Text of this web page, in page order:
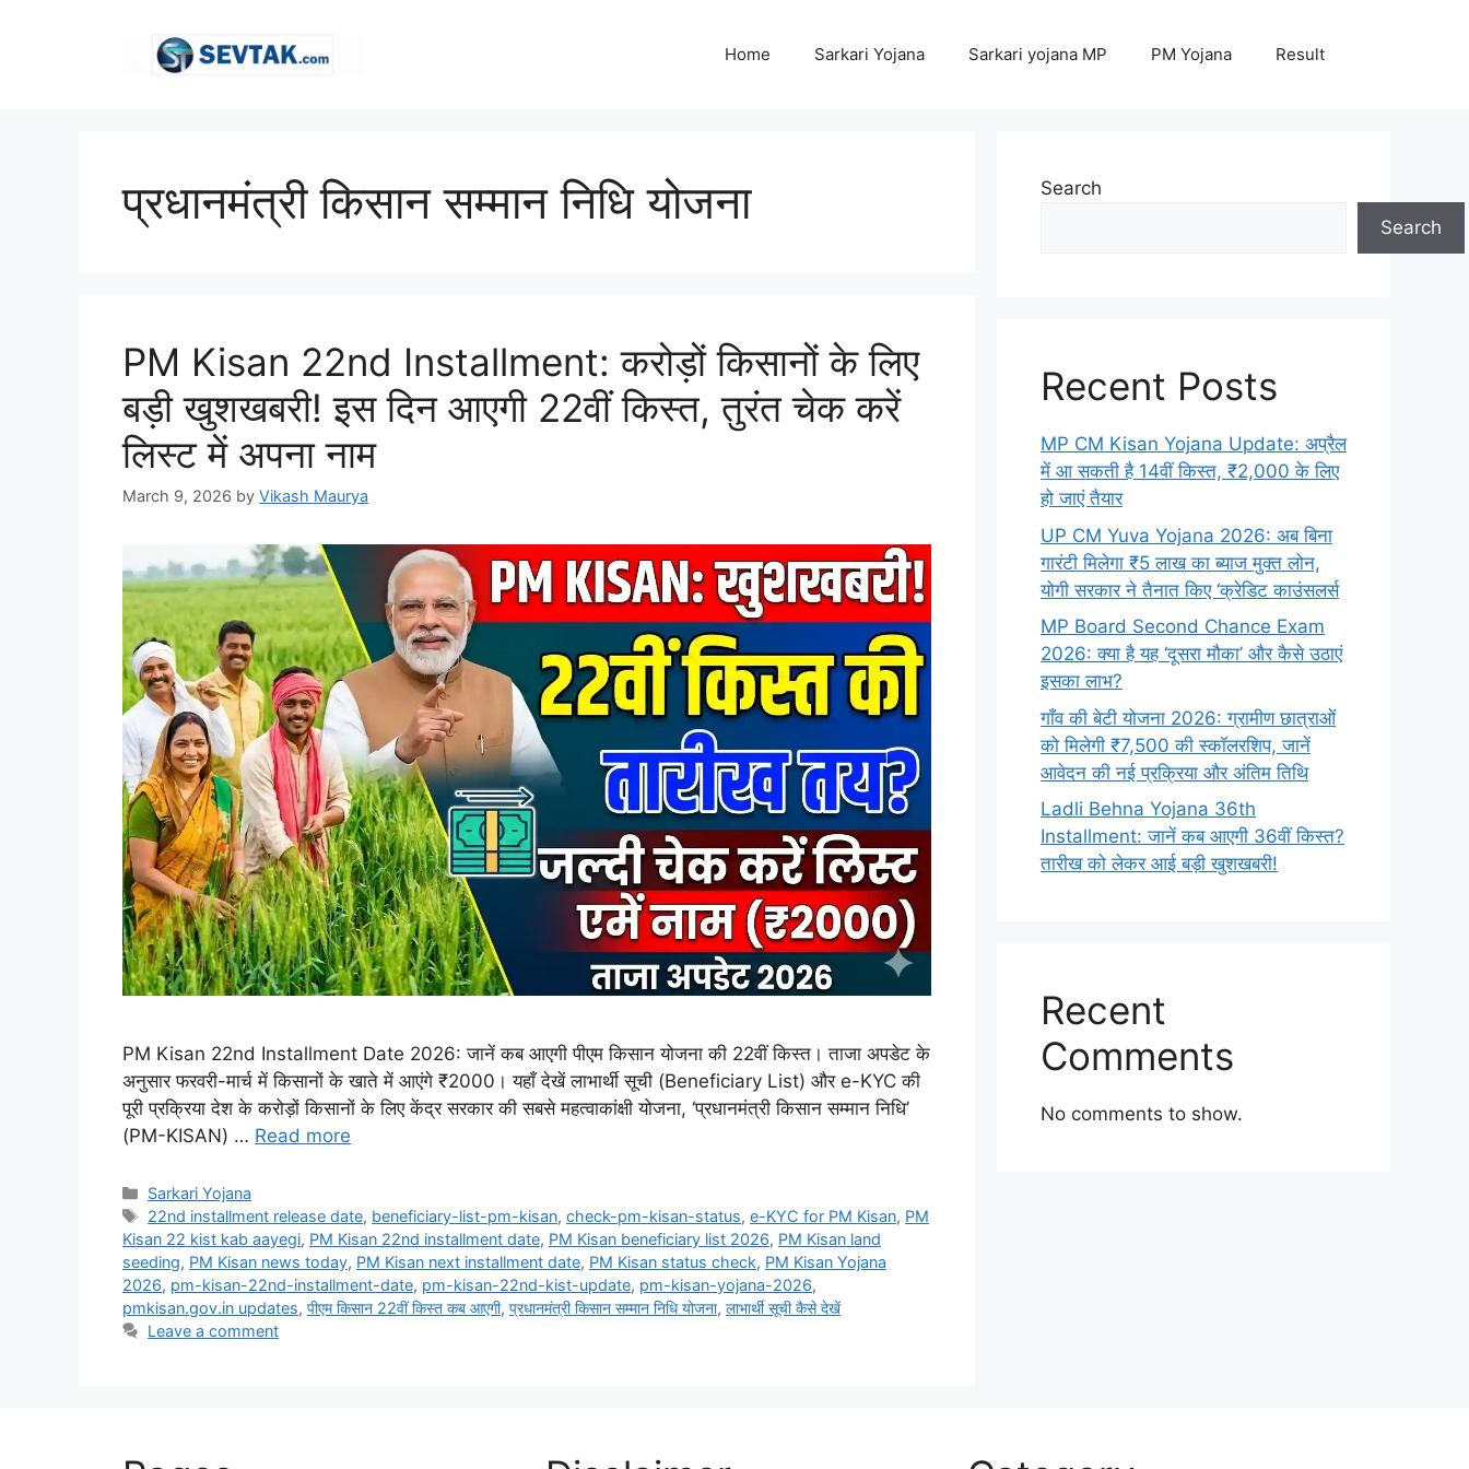
Home Sarkari Yojana Sarkari yojana MP PM Yojana Result
प्रधानमंत्री किसान सम्मान निधि योजना
PM Kisan 22nd Installment: करोड़ों किसानों के लिए
बड़ी खुशखबरी! इस दिन आएगी 22वीं किस्त, तुरंत चेक करें
लिस्ट में अपना नाम
March 9, 2026 by Vikash Maurya
PM Kisan 22nd Installment Date 2026: जानें कब आएगी पीएम किसान योजना की 22वीं किस्त। ताजा अपडेट के
अनुसार फरवरी-मार्च में किसानों के खाते में आएंगे ₹2000। यहाँ देखें लाभार्थी सूची (Beneficiary List) और e-KYC की
पूरी प्रक्रिया देश के करोड़ों किसानों के लिए केंद्र सरकार की सबसे महत्वाकांक्षी योजना, ‘प्रधानमंत्री किसान सम्मान निधि’
(PM-KISAN) … Read more
Categories
Sarkari Yojana
Tags
22nd installment release date, beneficiary-list-pm-kisan,check-pm-kisan-status,e-KYC for PM Kisan, PM
Kisan 22 kist kab aayegi, PM Kisan 22nd installment date, PM Kisan beneficiary list 2026, PM Kisan land
seeding, PM Kisan news today, PM Kisan next installment date, PM Kisan status check, PM Kisan Yojana
2026, pm-kisan-22nd-installment-date, pm-kisan-22nd-kist-update, pm-kisan-yojana-2026,
pmkisan.gov.in updates, पीएम किसान 22वीं किस्त कब आएगी, प्रधानमंत्री किसान सम्मान निधि योजना, लाभार्थी सूची कैसे देखें
Leave a comment
Search
Search
Recent Posts
MP CM Kisan Yojana Update: अप्रैल
में आ सकती है 14वीं किस्त, ₹2,000 के लिए
हो जाएं तैयार
UP CM Yuva Yojana 2026: अब बिना
गारंटी मिलेगा ₹5 लाख का ब्याज मुक्त लोन,
योगी सरकार ने तैनात किए ‘क्रेडिट काउंसलर्स
MP Board Second Chance Exam
2026: क्या है यह ‘दूसरा मौका’ और कैसे उठाएं
इसका लाभ?
गाँव की बेटी योजना 2026: ग्रामीण छात्राओं
को मिलेगी ₹7,500 की स्कॉलरशिप, जानें
आवेदन की नई प्रक्रिया और अंतिम तिथि
Ladli Behna Yojana 36th
Installment: जानें कब आएगी 36वीं किस्त?
तारीख को लेकर आई बड़ी खुशखबरी!
Recent
Comments
No comments to show.